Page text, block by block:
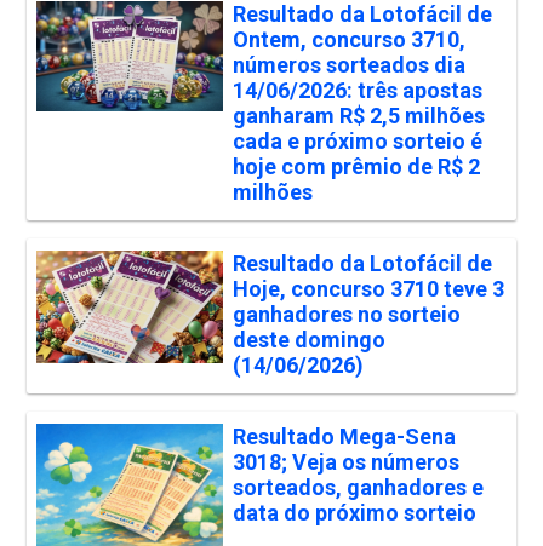
Resultado da Lotofácil de
Ontem, concurso 3710,
números sorteados dia
14/06/2026: três apostas
ganharam R$ 2,5 milhões
cada e próximo sorteio é
hoje com prêmio de R$ 2
milhões
Resultado da Lotofácil de
Hoje, concurso 3710 teve 3
ganhadores no sorteio
deste domingo
(14/06/2026)
Resultado Mega-Sena
3018; Veja os números
sorteados, ganhadores e
data do próximo sorteio